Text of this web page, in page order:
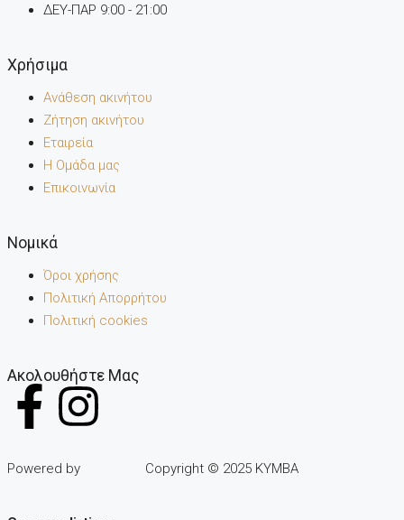
ΔΕΥ-ΠΑΡ 9:00 - 21:00
Χρήσιμα
Ανάθεση ακινήτου
Ζήτηση ακινήτου
Εταιρεία
Η Ομάδα μας
Επικοινωνία
Noμικά
Όροι χρήσης
Πολιτική Απορρήτου
Πολιτική cookies
Ακολουθήστε Μας
Powered by Copyright © 2025 KYMBA